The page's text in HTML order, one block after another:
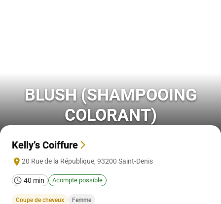
BLUSH (SHAMPOOING
COLORANT)
Kelly’s Coiffure
20 Rue de la République, 93200 Saint-Denis
40 min Acompte possible
Coupe de cheveux Femme